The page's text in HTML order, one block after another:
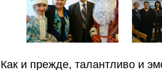
Как и прежде, талантливо и